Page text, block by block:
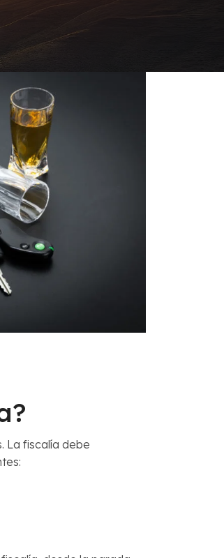
La fiscalía debe